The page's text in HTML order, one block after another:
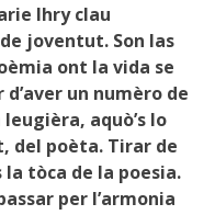
Ihry clau
joventut. Son las
ont la vida se
un numèro de
aquò’s lo
del poèta. Tirar de
la tòca de la poesia.
per l’armonia